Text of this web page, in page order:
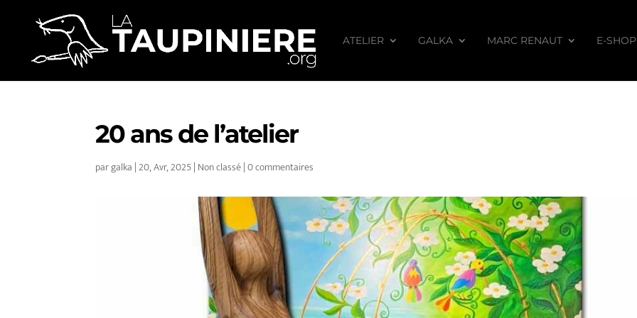
ATELIER GALKA MARC RENAUT E-
20 ans de l’atelier
pargalka |20, Avr, 2025 | Non classé|0 commentaires